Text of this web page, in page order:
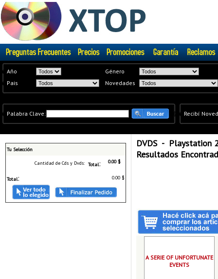
� Año
Género
� Pais Novedades
� Palabra Clave: � � Recibí
Tu Selección
Cantidad de Cds y Dvds: Total: 0.00 $
Total: 0.00 $
DVDS - Playstation
Resultados
A SERIE OF UNFORTUNATE
EVENTS